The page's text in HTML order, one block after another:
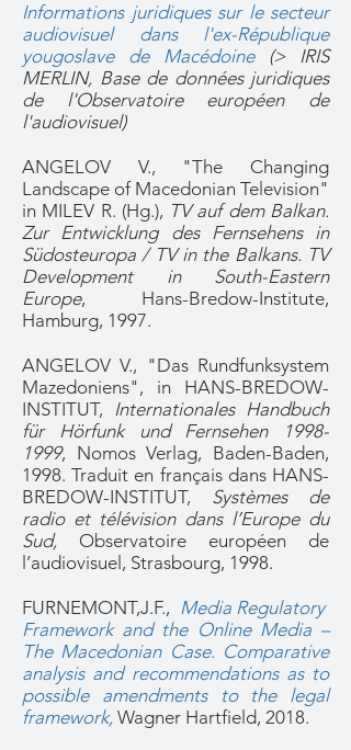
Informations juridiques sur le secteur
audiovisuel dans l'ex-République
yougoslave de Macédoine
(> IRIS
MERLIN, Base de données juridiques
de l'Observatoire européen de
l'audiovisuel)
ANGELOV V., "The Changing
Landscape of Macedonian Television"
in MILEV R. (Hg.), TV auf dem Balkan.
Zur Entwicklung des Fernsehens in
Südosteuropa / TV in the Balkans. TV
Development in South-Eastern
Europe, Hans-Bredow-Institute,
Hamburg, 1997.
ANGELOV V., "Das Rundfunksystem
Mazedoniens", in HANS-BREDOW-
INSTITUT, Internationales Handbuch
für Hörfunk und Fernsehen
1998-
1999, Nomos Verlag, Baden-Baden,
1998. Traduit en français dans HANS-
BREDOW-INSTITUT, Systèmes de
radio et télévision dans l’Europe du
Sud, Observatoire européen de
l’audiovisuel, Strasbourg, 1998.
FURNEMONT,J.F., Media Regulatory
Framework and the Online Media –
The Macedonian Case. Comparative
analysis and recommendations as to
possible amendments to the legal
framework, Wagner Hartfield, 2018.